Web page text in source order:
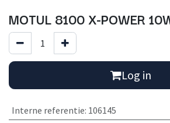
MOTUL 8100 X-POWER
Log in
Interne referentie: 106145